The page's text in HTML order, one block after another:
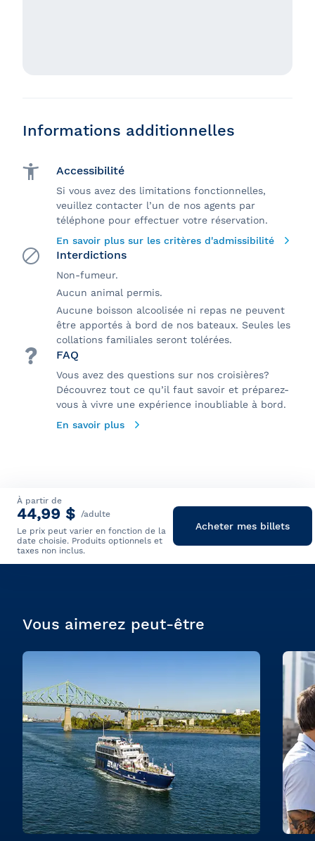
Informations additionnelles
Accessibilité
Si vous avez des limitations fonctionnelles,
veuillez contacter l’un de nos agents par
téléphone pour effectuer votre réservation.
En savoir plus sur les critères d'admissibilité
Interdictions
Non-fumeur.
Aucun animal permis.
Aucune boisson alcoolisée ni repas ne peuvent
être apportés à bord de nos bateaux. Seules les
collations familiales seront tolérées.
FAQ
Vous avez des questions sur nos croisières?
Découvrez tout ce qu’il faut savoir et préparez-
vous à vivre une expérience inoubliable à bord.
En savoir plus
À partir de
44,99 $
/adulte
Le prix peut varier en fonction de la
date choisie. Produits optionnels et
taxes non inclus.
Acheter mes billets
Vous aimerez peut-être